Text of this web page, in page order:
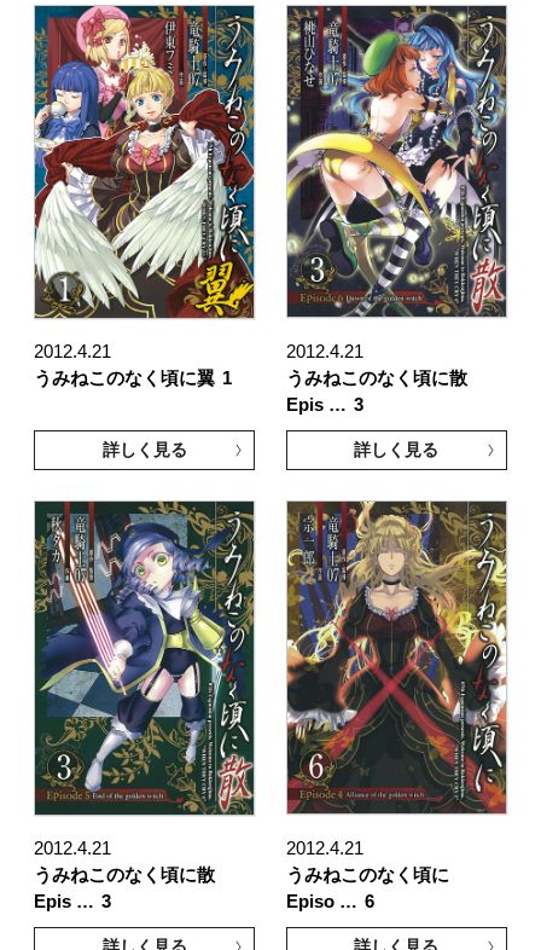
2012.4.21
うみねこのなく頃に翼 1
詳しく見る
2012.4.21
うみねこのなく頃に散
Epis … 3
詳しく見る
2012.4.21
うみねこのなく頃に散
Epis … 3
2012.4.21
うみねこのなく頃に
Episo … 6